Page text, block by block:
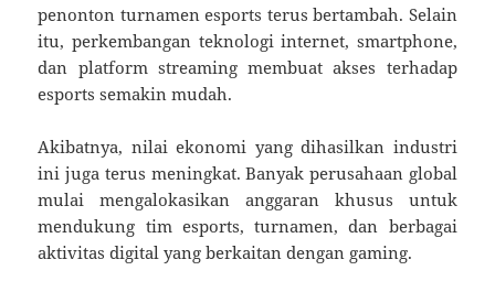
penonton turnamen esports terus bertambah. Selain
itu, perkembangan teknologi internet, smartphone,
dan platform streaming membuat akses terhadap
esports semakin mudah.
Akibatnya, nilai ekonomi yang dihasilkan industri
ini juga terus meningkat. Banyak perusahaan global
mulai mengalokasikan anggaran khusus untuk
mendukung tim esports, turnamen, dan berbagai
aktivitas digital yang berkaitan dengan gaming.